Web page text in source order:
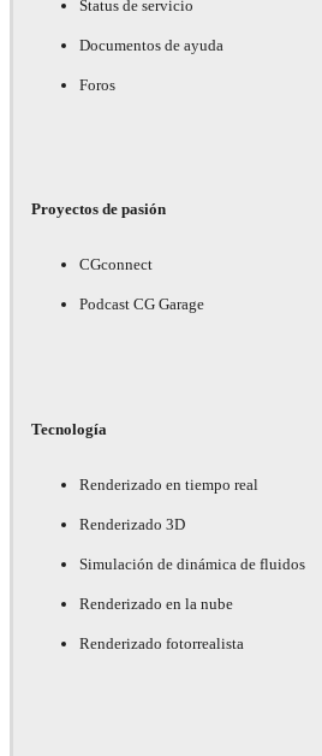
Status de servicio
Documentos de ayuda
Foros
Proyectos de pasión
CGconnect
Podcast CG Garage
Tecnología
Renderizado en tiempo real
Renderizado 3D
Simulación de dinámica de fluidos
Renderizado en la nube
Renderizado fotorrealista